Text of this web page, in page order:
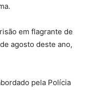
em flagrante de
agosto deste ano,
pela Polícia